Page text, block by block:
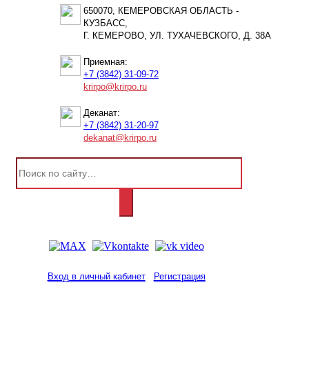
650070, КЕМЕРОВСКАЯ ОБЛАСТЬ -
КУЗБАСС,
Г. КЕМЕРОВО, УЛ. ТУХАЧЕВСКОГО, Д. 38А
Приемная:
+7 (3842) 31-09-72
krirpo@krirpo.ru
Деканат:
+7 (3842) 31-20-97
dekanat@krirpo.ru
Вход в личный кабинет Регистрация